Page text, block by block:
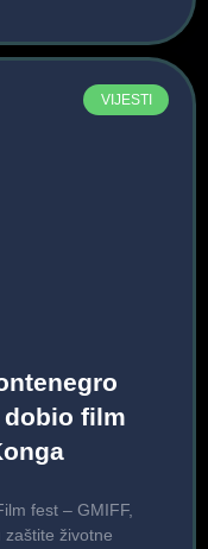
VIJESTI
dobio film
fest – GMIFF,
životne